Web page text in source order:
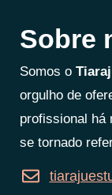
Sobre
Somos o
orgulho de
profissional há
se tornado